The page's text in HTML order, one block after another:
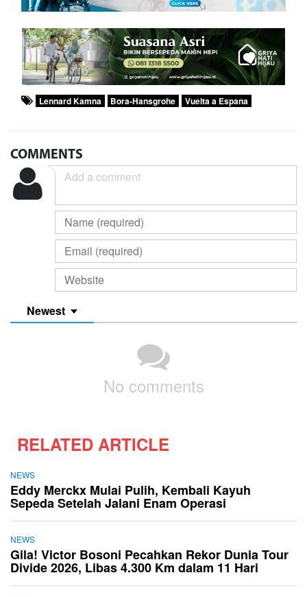
Lennard Kamna Bora-Hansgrohe Vuelta a Espana
COMMENTS
Newest
No comments
RELATED ARTICLE
NEWS
Eddy Merckx Mulai Pulih, Kembali Kayuh
Sepeda Setelah Jalani Enam Operasi
NEWS
Gila! Victor Bosoni Pecahkan Rekor Dunia Tour
Divide 2026, Libas 4.300 Km dalam 11 Hari